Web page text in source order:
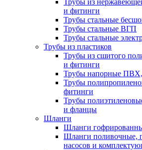
Трубы из
и фитинги
Трубы стальные
Трубы стальные ВГП
Трубы стальные
Трубы из пластиков
Трубы из сшитого
и фитинги
Трубы напорные
Трубы
фитинги
Трубы
и фланцы
Шланги
Шланги
Шланги поливочные,
насосов и